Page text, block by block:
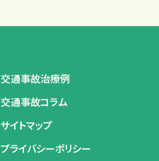
交通事故治療例
交通事故コラム
サイトマップ
プライバシーポリシー